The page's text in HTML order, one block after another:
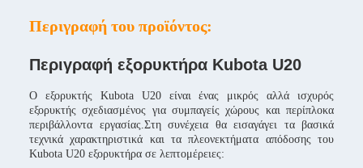
Περιγραφή του προϊόντος:
Περιγραφή εξορυκτήρα Kubota U20
Ο εξορυκτής Kubota U20 είναι ένας μικρός αλλά ισχυρός
εξορυκτής σχεδιασμένος για συμπαγείς χώρους και περίπλοκα
περιβάλλοντα εργασίας.Στη συνέχεια θα εισαγάγει τα βασικά
τεχνικά χαρακτηριστικά και τα πλεονεκτήματα απόδοσης του
Kubota U20 εξορυκτήρα σε λεπτομέρειες: